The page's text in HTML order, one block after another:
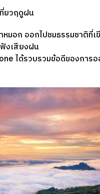
ยวฤดูฝน
มอก ออกไปชมธรรมชาติที่เ
งเสียงฝน
ได้รวบรวมข้อดีของการ